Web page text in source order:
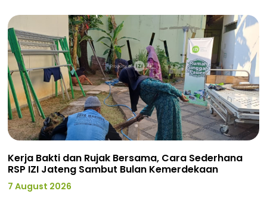
Kerja Bakti dan Rujak Bersama, Cara Sederhana
RSP IZI Jateng Sambut Bulan Kemerdekaan
7 August 2026